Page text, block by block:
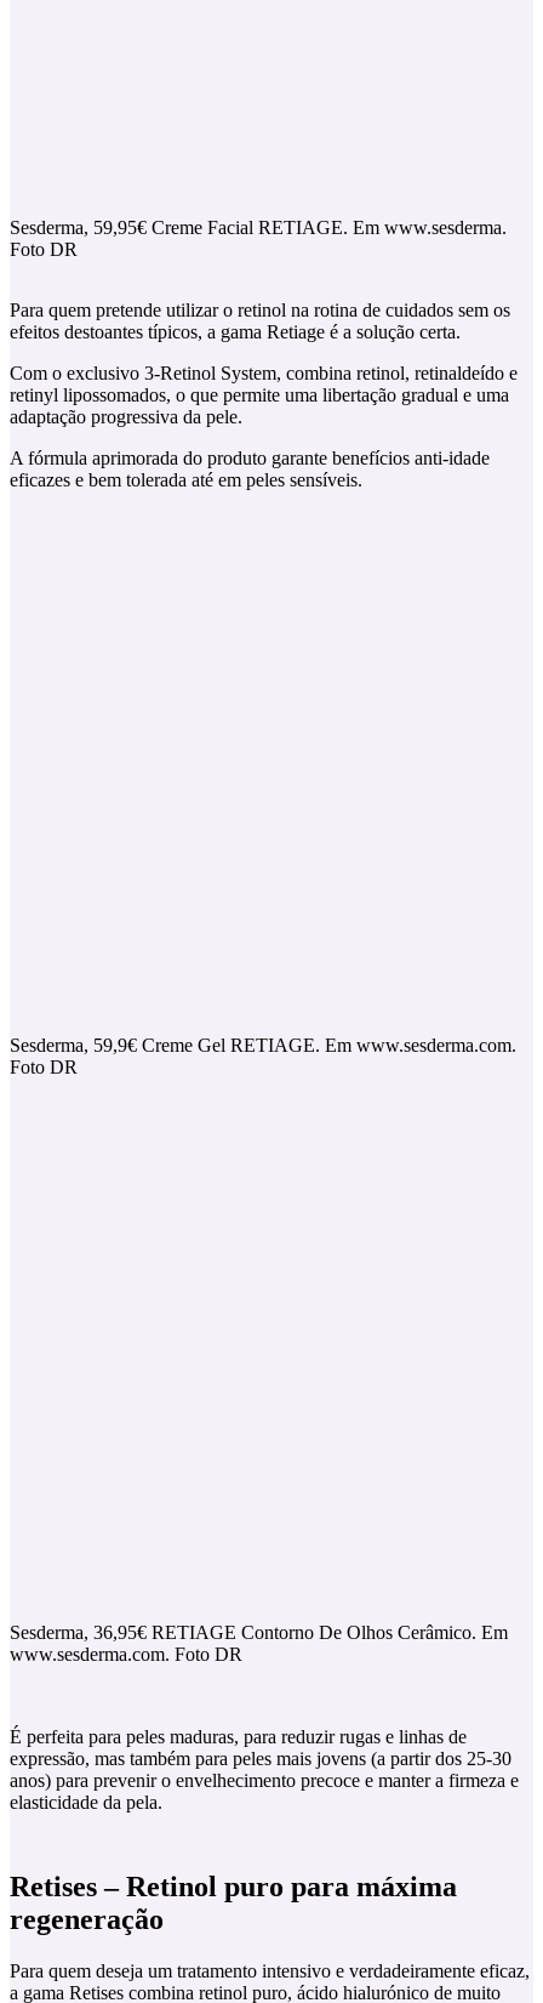
Sesderma, 59,95€ Creme Facial RETIAGE. Em www.sesderma.
Foto DR
Para quem pretende utilizar o retinol na rotina de cuidados sem os
efeitos destoantes típicos, a gama Retiage é a solução certa.
Com o exclusivo 3-Retinol System, combina retinol, retinaldeído e
retinyl lipossomados, o que permite uma libertação gradual e uma
adaptação progressiva da pele.
A fórmula aprimorada do produto garante benefícios anti-idade
eficazes e bem tolerada até em peles sensíveis.
Sesderma, 59,9€ Creme Gel RETIAGE. Em www.sesderma.com.
Foto DR
Sesderma, 36,95€ RETIAGE Contorno De Olhos Cerâmico. Em
www.sesderma.com. Foto DR
É perfeita para peles maduras, para reduzir rugas e linhas de
expressão, mas também para peles mais jovens (a partir dos 25-30
anos) para prevenir o envelhecimento precoce e manter a firmeza e
elasticidade da pela.
Retises – Retinol puro para máxima
regeneração
Para quem deseja um tratamento intensivo e verdadeiramente eficaz,
a gama Retises combina retinol puro, ácido hialurónico de muito